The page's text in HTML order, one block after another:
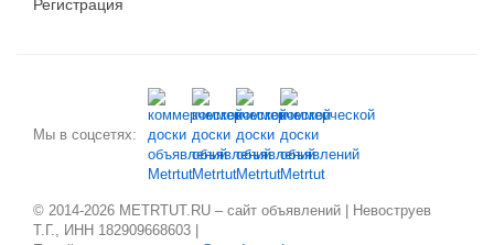
Регистрация
Мы в соцсетях:
© 2014-2026 METRTUT.RU – сайт объявлений | Невоструев
Т.Г., ИНН 182909668603 |